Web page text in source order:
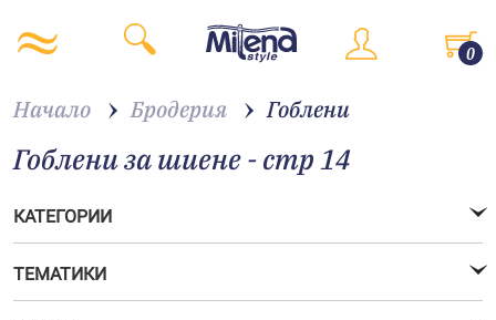
0
Начало Бродерия Гоблени
Гоблени за шиене - стр 14
КАТЕГОРИИ
ТЕМАТИКИ